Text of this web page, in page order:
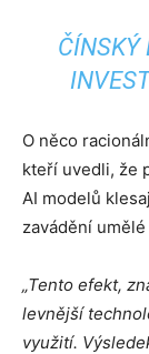
ČÍNSKÝ
O něco
kteří uvedli, že
AI modelů
zavádění
„Tento efekt,
levnější
využití.